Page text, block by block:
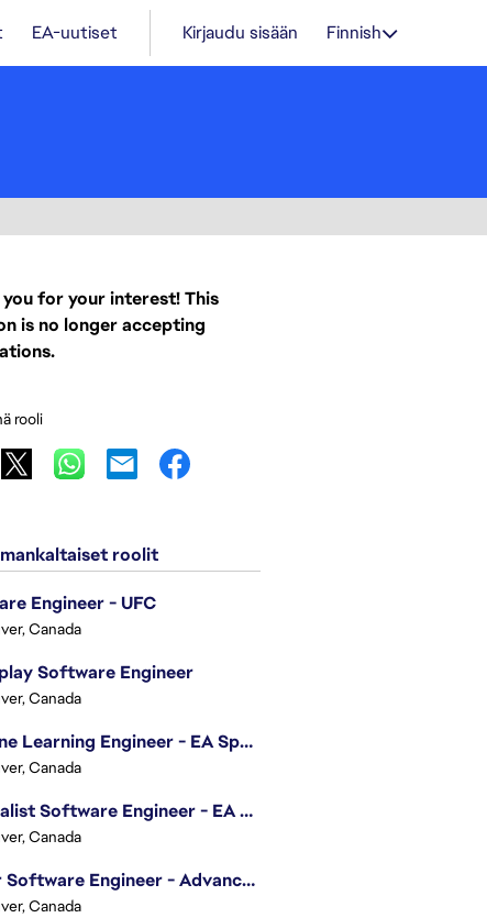
EA-uutiset Kirjaudu sisään Finnish
you for your interest! This
is no longer accepting
rooli
roolit
Engineer - UFC
Canada
Software Engineer
Canada
Machine Learning Engineer - EA Sports FC
Canada
Generalist Software Engineer - EA Sports FC
Canada
Senior Software Engineer - Advanced Technology Group
Canada